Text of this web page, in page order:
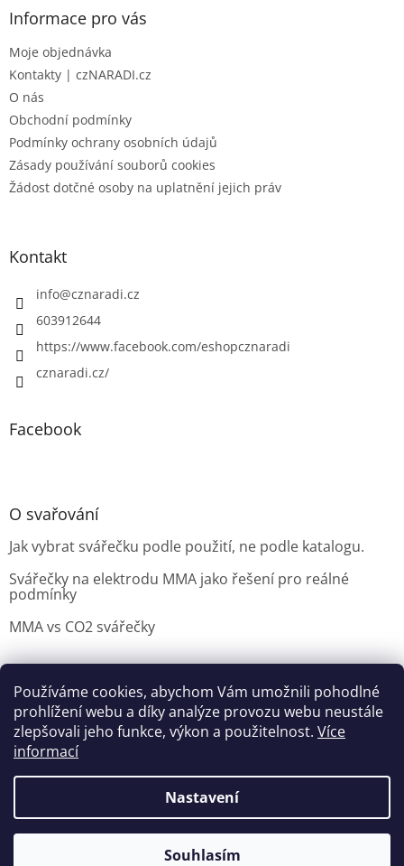
Používáme cookies, abychom Vám umožnili pohodlné
prohlížení webu a díky analýze provozu webu neustále
zlepšovali jeho funkce, výkon a použitelnost. Více
informací
Nastavení
Souhlasím
Informace pro vás
Moje objednávka
Kontakty | czNARADI.cz
O nás
Obchodní podmínky
Podmínky ochrany osobních údajů
Zásady používání souborů cookies
Žádost dotčné osoby na uplatnění jejich práv
Kontakt
info@cznaradi.cz
603912644
https://www.facebook.com/eshopcznaradi
cznaradi.cz/
Facebook
O svařování
Jak vybrat svářečku podle použití, ne podle katalogu.
Svářečky na elektrodu MMA jako řešení pro reálné
podmínky
MMA vs CO2 svářečky
Možnosti doručení Nakupovani Možností platby
Výběr svářečky
Vytvořil Shoptet
czNARADI. Všechna práva vyhrazena.